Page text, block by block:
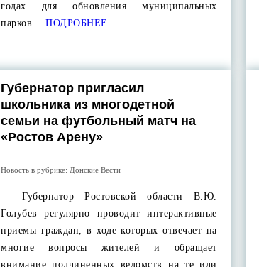
годах для обновления муниципальных
парков… ПОДРОБНЕЕ
Губернатор пригласил
школьника из многодетной
семьи на футбольный матч на
«Ростов Арену»
Новость в рубрике: Донские Вести
Губернатор Ростовской области В.Ю.
Голубев регулярно проводит интерактивные
приемы граждан, в ходе которых отвечает на
многие вопросы жителей и обращает
внимание подчиненных ведомств на те или